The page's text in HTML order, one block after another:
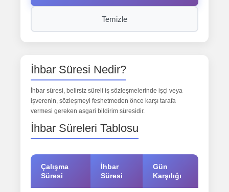
Temizle
İhbar Süresi Nedir?
İhbar süresi, belirsiz süreli iş sözleşmelerinde işçi veya
işverenin, sözleşmeyi feshetmeden önce karşı tarafa
vermesi gereken asgari bildirim süresidir.
İhbar Süreleri Tablosu
Çalışma
Süresi
İhbar
Süresi
Gün
Karşılığı